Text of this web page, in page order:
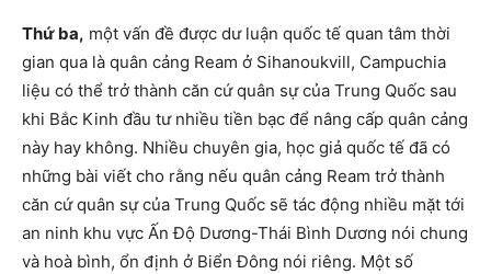
Thứ ba, một vấn đề được dư luận quốc tế quan tâm thời
gian qua là quân cảng Ream ở Sihanoukvill, Campuchia
liệu có thể trở thành căn cứ quân sự của Trung Quốc sau
khi Bắc Kinh đầu tư nhiều tiền bạc để nâng cấp quân cảng
này hay không. Nhiều chuyên gia, học giả quốc tế đã có
những bài viết cho rằng nếu quân cảng Ream trở thành
căn cứ quân sự của Trung Quốc sẽ tác động nhiều mặt tới
an ninh khu vực Ấn Độ Dương-Thái Bình Dương nói chung
và hoà bình, ổn định ở Biển Đông nói riêng. Một số